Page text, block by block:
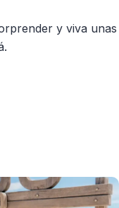
y viva unas